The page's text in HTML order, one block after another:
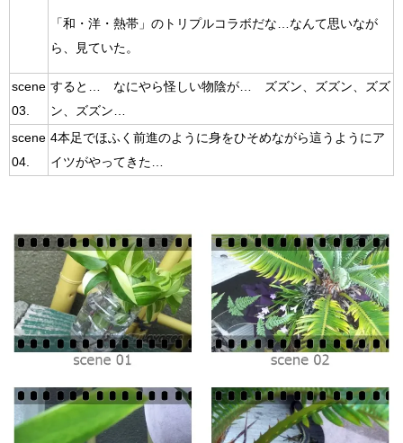
「和・洋・熱帯」のトリプルコラボだな…なんて思いなが
ら、見ていた。
scene
03.
すると… なにやら怪しい物陰が… ズズン、ズズン、ズズ
ン、ズズン…
scene
04.
4本足でほふく前進のように身をひそめながら這うようにア
イツがやってきた…